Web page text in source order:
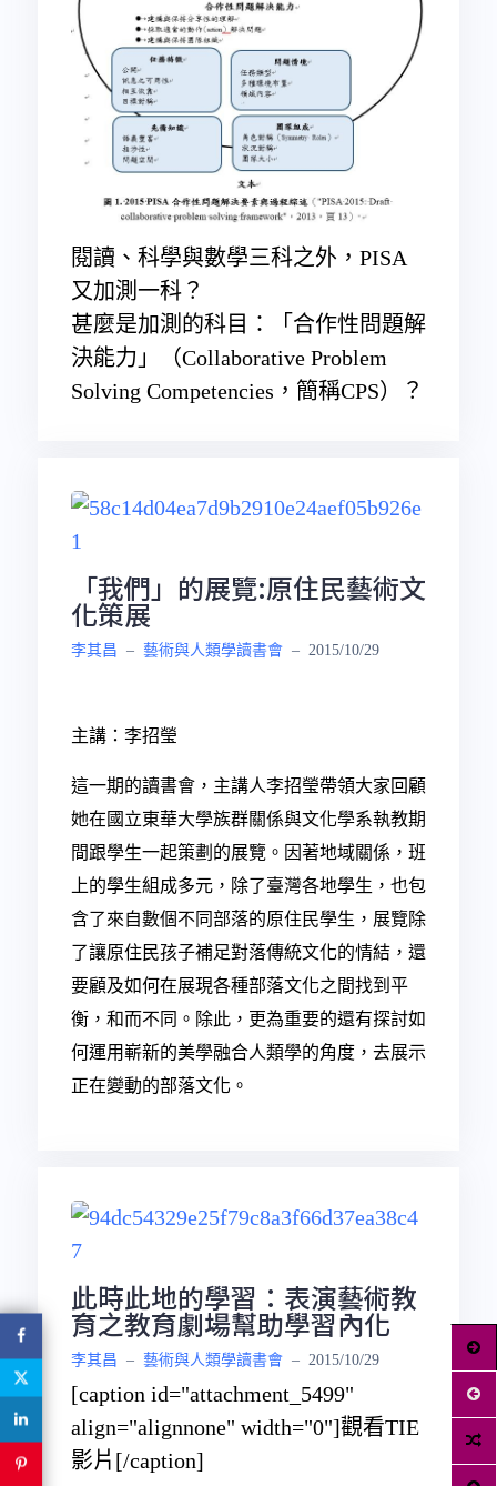
閱讀、科學與數學三科之外，PISA
又加測一科？
甚麼是加測的科目：「合作性問題解
決能力」（Collaborative Problem
Solving Competencies，簡稱CPS）？
「我們」的展覽:原住民藝術文
化策展
李其昌 – 藝術與人類學讀書會 – 2015/10/29
主講：李招瑩
這一期的讀書會，主講人李招瑩帶領大家回顧
她在國立東華大學族群關係與文化學系執教期
間跟學生一起策劃的展覽。因著地域關係，班
上的學生組成多元，除了臺灣各地學生，也包
含了來自數個不同部落的原住民學生，展覽除
了讓原住民孩子補足對落傳統文化的情結，還
要顧及如何在展現各種部落文化之間找到平
衡，和而不同。除此，更為重要的還有探討如
何運用嶄新的美學融合人類學的角度，去展示
正在變動的部落文化。
此時此地的學習：表演藝術教
育之教育劇場幫助學習內化
李其昌 – 藝術與人類學讀書會 – 2015/10/29
[caption id="attachment_5499"
align="alignnone" width="0"]觀看TIE
影片[/caption]